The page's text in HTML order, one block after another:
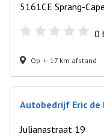
5161CE Sprang-
0
Op +- 17 km afstand
Autobedrijf Eric de
Julianastraat 19